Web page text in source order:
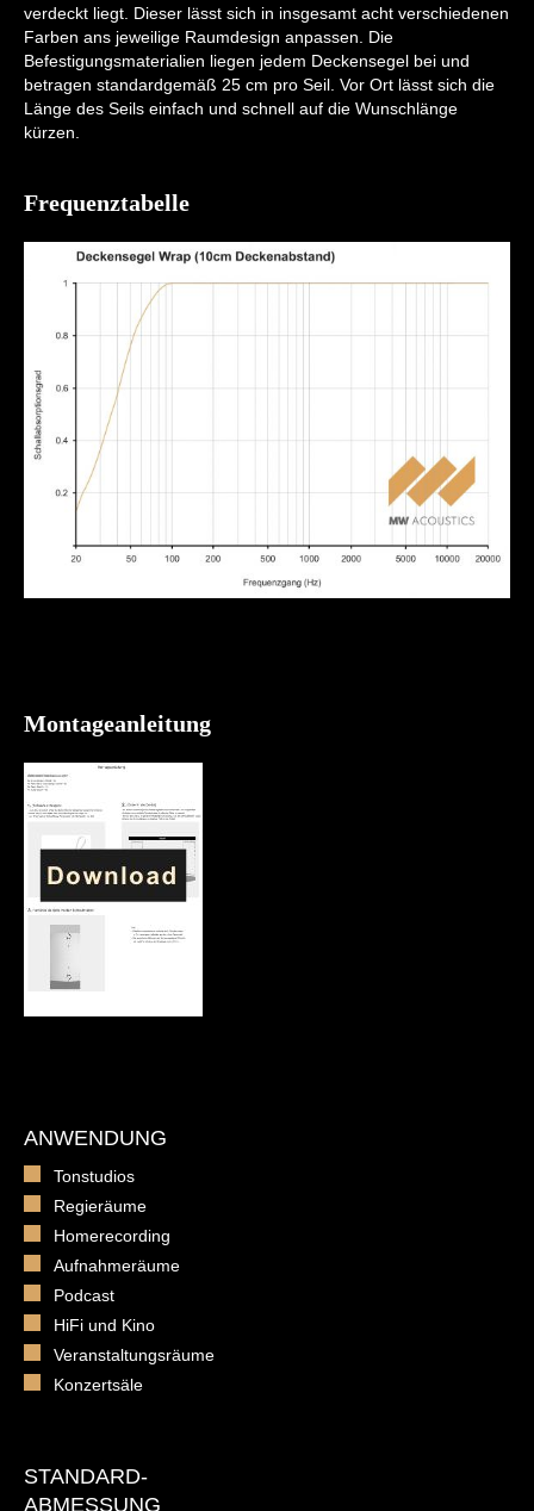
verdeckt liegt. Dieser lässt sich in insgesamt acht verschiedenen
Farben ans jeweilige Raumdesign anpassen. Die
Befestigungsmaterialien liegen jedem Deckensegel bei und
betragen standardgemäß 25 cm pro Seil. Vor Ort lässt sich die
Länge des Seils einfach und schnell auf die Wunschlänge
kürzen.
Frequenztabelle
Montageanleitung
ANWENDUNG
Tonstudios
Regieräume
Homerecording
Aufnahmeräume
Podcast
HiFi und Kino
Veranstaltungsräume
Konzertsäle
STANDARD-
ABMESSUNG